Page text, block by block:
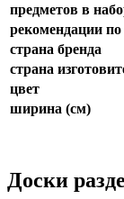
предметов в
рекомендации по
страна бренда
страна
цвет
ширина (см)
Доски